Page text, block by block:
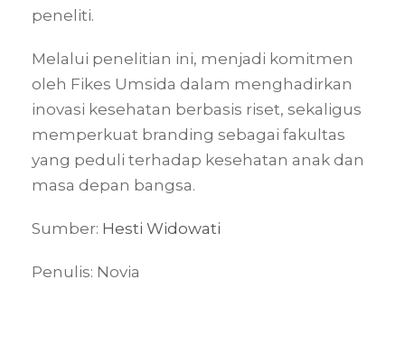
peneliti.
Melalui penelitian ini, menjadi komitmen
oleh Fikes Umsida dalam menghadirkan
inovasi kesehatan berbasis riset, sekaligus
memperkuat branding sebagai fakultas
yang peduli terhadap kesehatan anak dan
masa depan bangsa.
Sumber: Hesti Widowati
Penulis: Novia